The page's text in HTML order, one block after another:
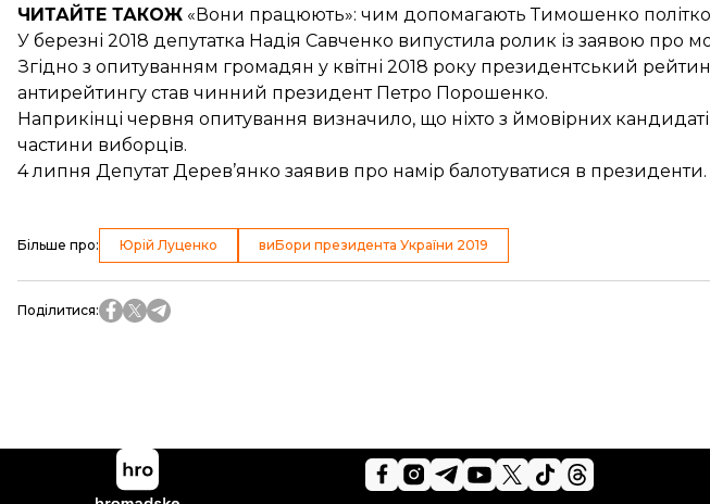
ЧИТАЙТЕ ТАКОЖ «Вони працюють»: чим допомагають Тимошенко
У березні 2018 депутатка Надія Савченко випустила ролик із заявою про
Згідно з опитуванням громадян у квітні 2018 року президентський
антирейтингу став чинний президент Петро Порошенко.
Наприкінці червня опитування визначило, що ніхто з ймовірних
частини виборців.
4 липня ДепутатДерев’янко заявив про намір балотуватися в президенти.
Більше про: Юрій Луценко виБори президента України 2019
Поділитися: